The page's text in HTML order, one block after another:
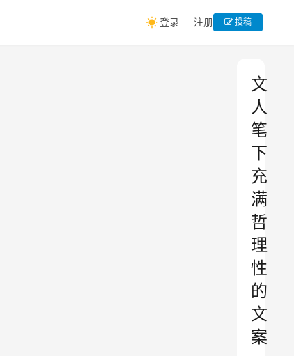
登录 注册 投稿
文
人
笔
下
充
满
哲
理
性
的
文
案